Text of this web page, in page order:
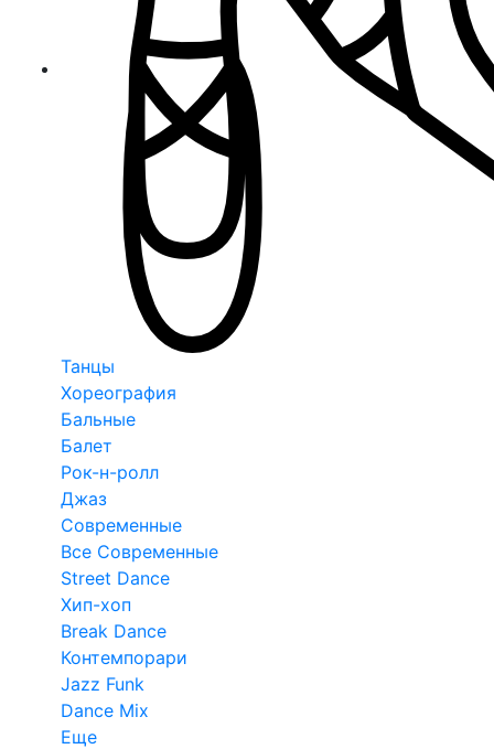
Танцы
Хореография
Бальные
Балет
Рок-н-ролл
Джаз
Современные
Все Современные
Street Dance
Хип-хоп
Break Dance
Контемпорари
Jazz Funk
Dance Mix
Еще